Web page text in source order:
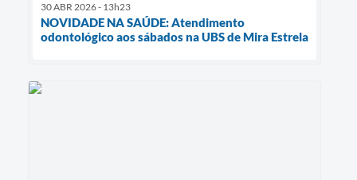
30 ABR 2026 - 13h23
NOVIDADE NA SAÚDE: Atendimento
odontológico aos sábados na UBS de Mira Estrela